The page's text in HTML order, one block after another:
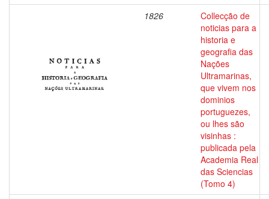
1826
Collecção de
noticias para a
historia e
geografia das
Nações
Ultramarinas,
que vivem nos
dominios
portuguezes,
ou lhes são
visinhas :
publicada pela
Academia Real
das Sciencias
(Tomo 4)